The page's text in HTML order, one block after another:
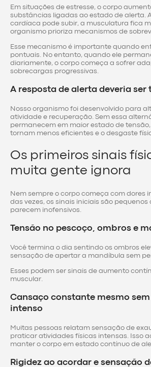
Em situações de estresse, o corpo
substâncias ligadas ao estado de alerta.
cardíaca pode subir, a musculatura fica
organismo prioriza mecanismos de
Esse mecanismo é importante quando
pontuais. No entanto, quando ele
diariamente, o corpo começa a sofrer
sobrecargas progressivas.
A resposta de alerta deveria ser
Nosso organismo foi desenvolvido para
atividade e recuperação. Sem essa
permanecem em maior estado de
tornam menos eficientes e o desgaste
Os primeiros sinais
muita gente ignora
Nem sempre o corpo começa com dores
das vezes, os sinais iniciais são
parecem inofensivos.
Tensão no pescoço, ombros e
Você termina o dia sentindo os ombros
sensação de apertar a mandíbula sem
Esses podem ser sinais de aumento
muscular.
Cansaço constante mesmo
intenso
Muitas pessoas relatam sensação de
praticar atividades físicas intensas. Isso
manter o corpo em estado contínuo de
Rigidez ao acordar e sensação